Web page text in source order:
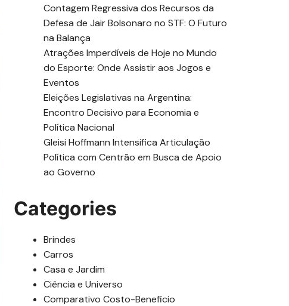
Contagem Regressiva dos Recursos da
Defesa de Jair Bolsonaro no STF: O Futuro
na Balança
Atrações Imperdíveis de Hoje no Mundo
do Esporte: Onde Assistir aos Jogos e
Eventos
Eleições Legislativas na Argentina:
Encontro Decisivo para Economia e
Política Nacional
Gleisi Hoffmann Intensifica Articulação
Política com Centrão em Busca de Apoio
ao Governo
Categories
Brindes
Carros
Casa e Jardim
Ciência e Universo
Comparativo Costo-Beneficio